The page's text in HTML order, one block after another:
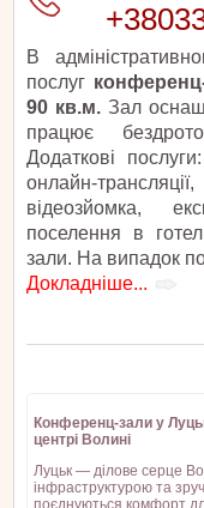
В
послуг
90 кв.м. Зал
працює
Додаткові
онлайн-
відеозйомка,
поселення в
зали. На випадок
Докладніше...
Конференц-зали у
центрі Волині
Луцьк — ділове серце
інфраструктурою та